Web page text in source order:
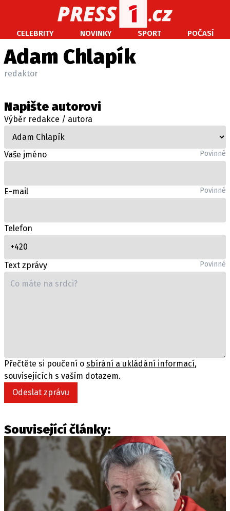
CELEBRITY NOVINKY SPORT POČASÍ
CELEBRITY NOVINKY SPORT POČASÍ
Máte příběh, fotku nebo video?
KONTAKT
Adam Chlapík
redaktor
Napište autorovi
Výběr redakce / autora
Vaše jméno Povinné
E-mail Povinné
Telefon
Text zprávy Povinné
Přečtěte si poučení o sbírání a ukládání informací,
souvisejících s vaším dotazem.
Odeslat zprávu
Související články: